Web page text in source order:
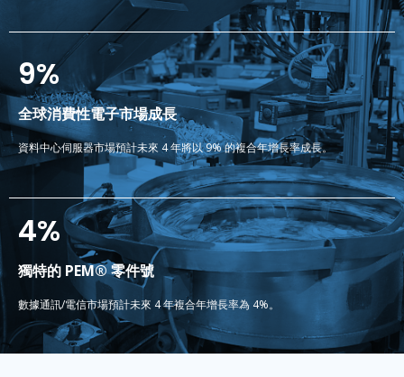
9%
全球消費性電子市場成長
資料中心伺服器市場預計未來 4 年將以 9% 的複合年增長率成長。
4%
獨特的 PEM® 零件號
數據通訊/電信市場預計未來 4 年複合年增長率為 4%。